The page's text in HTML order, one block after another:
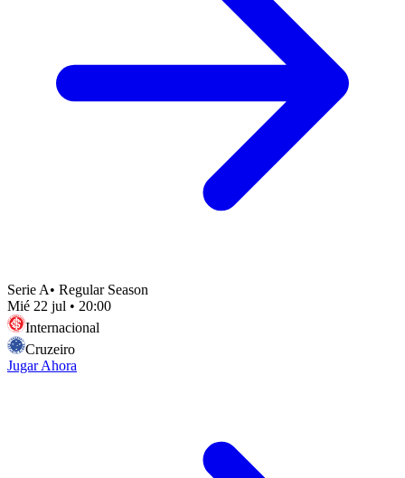
Serie A• Regular Season
Mié 22 jul • 20:00
Internacional
Cruzeiro
Jugar Ahora